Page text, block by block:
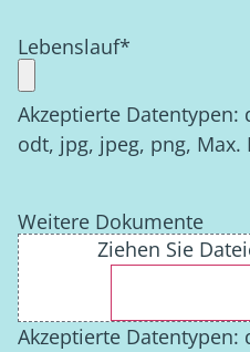
Lebenslauf*
Akzeptierte
odt, jpg, jpeg, png, Max.
Weitere Dokumente
Ziehen Sie
Akzeptierte